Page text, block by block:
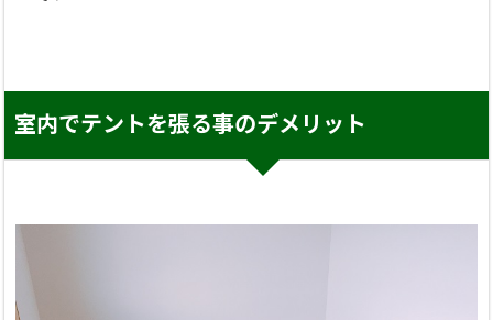
室内でテントを張る事のデメリット